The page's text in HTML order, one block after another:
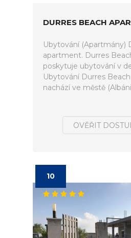
DURRES BEACH
Ubytování (Apartmány)
apartment. Durres
poskytuje ubytování v
Ubytování Durres
nachází ve městě
OVĚŘIT
10